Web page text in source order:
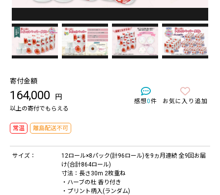
寄付金額
164,000 円
以上の寄付でもらえる
感想0件 お気に入り追加
常温 離島配送不可
サイズ：
12ロール×8パック(計96ロール)を9ヵ月連続 全9回お届
け(合計864ロール)
寸法：長さ30m 2枚重ね
・ハーブの杜 香り付き
・プリント柄入(ランダム)